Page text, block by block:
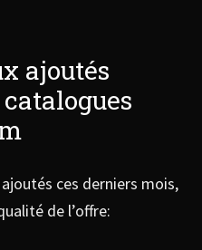
ajoutés
ces derniers mois,
de l’offre: